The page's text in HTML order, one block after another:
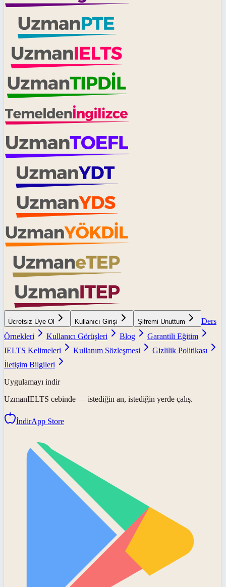
Ücretsiz Üye Ol Kullanıcı Girişi Şifremi Unuttum
Ders
Örnekleri
Kullanıcı Görüşleri Blog
Garantili Eğitim
IELTS Kelimeleri
Kullanım Sözleşmesi
Gizlilik Politikası
İletişim Bilgileri
Uygulamayı indir
UzmanIELTS cebinde — istediğin an, istediğin yerde çalış.
İndirApp Store